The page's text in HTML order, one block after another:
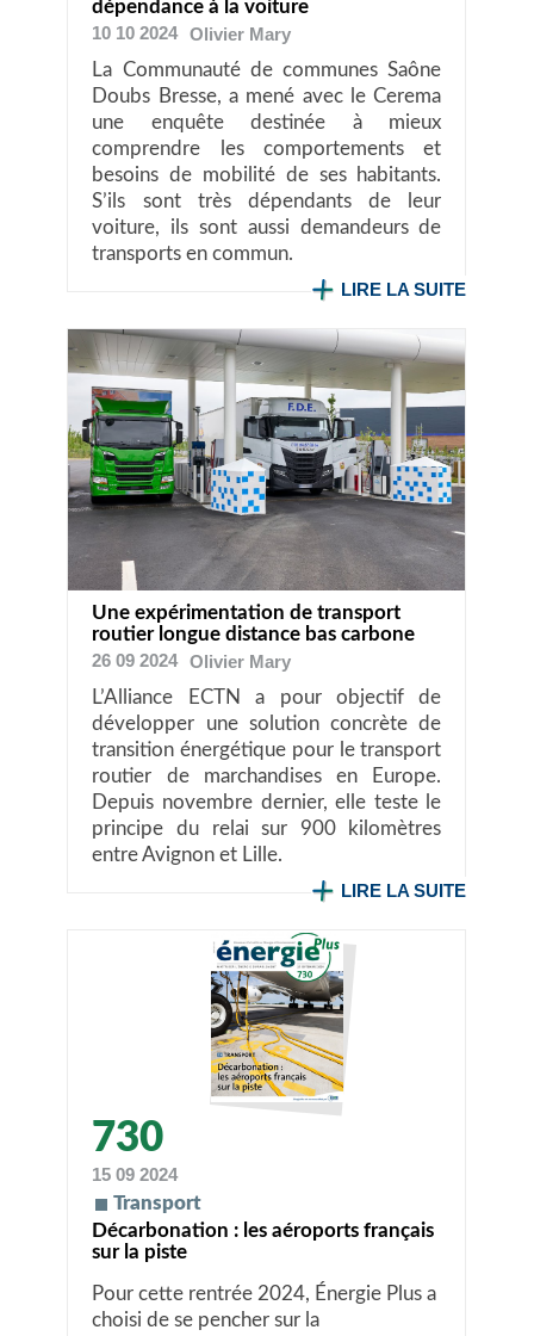
dépendance à la voiture
10 10 2024 Olivier Mary
La Communauté de communes Saône
Doubs Bresse, a mené avec le Cerema
une enquête destinée à mieux
comprendre les comportements et
besoins de mobilité de ses habitants.
S’ils sont très dépendants de leur
voiture, ils sont aussi demandeurs de
transports en commun.
LIRE LA SUITE
Une expérimentation de transport
routier longue distance bas carbone
26 09 2024 Olivier Mary
L’Alliance ECTN a pour objectif de
développer une solution concrète de
transition énergétique pour le transport
routier de marchandises en Europe.
Depuis novembre dernier, elle teste le
principe du relai sur 900 kilomètres
entre Avignon et Lille.
LIRE LA SUITE
730
15 09 2024
Transport
Décarbonation : les aéroports français
sur la piste
Pour cette rentrée 2024, Énergie Plus a
choisi de se pencher sur la